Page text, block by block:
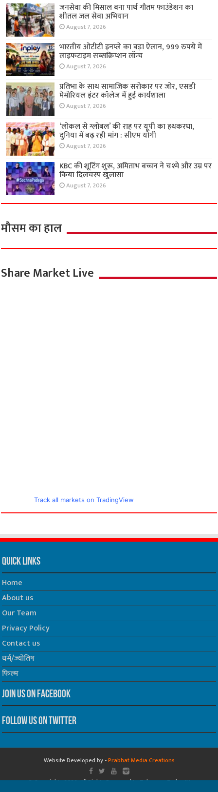
जनसेवा की मिसाल बना पार्थ गौतम फाउंडेशन का
शीतल जल सेवा अभियान
August 7, 2026
भारतीय ओटीटी इनप्ले का बड़ा ऐलान, 999 रुपये में
लाइफटाइम सब्सक्रिप्शन लॉन्च
August 7, 2026
प्रतिभा के साथ सामाजिक सरोकार पर जोर, एसडी
मेमोरियल इंटर कॉलेज में हुई कार्यशाला
August 7, 2026
‘लोकल से ग्लोबल’ की राह पर यूपी का हथकरघा,
दुनिया में बढ़ रही मांग : सीएम योगी
August 7, 2026
KBC की शूटिंग शुरू, अमिताभ बच्चन ने चश्मे और उम्र पर
किया दिलचस्प खुलासा
August 7, 2026
मौसम का हाल
Share Market Live
Track all markets on TradingView
Quick Links
Home
About us
Our Team
Privacy Policy
Contact us
धर्म/ज्योतिष
फिल्म
Join us on Facebook
Follow us on Twitter
Website Developed by -Prabhat Media Creations
© Copyrights 2026, All Rights Reserved to TelescopeToday.IN